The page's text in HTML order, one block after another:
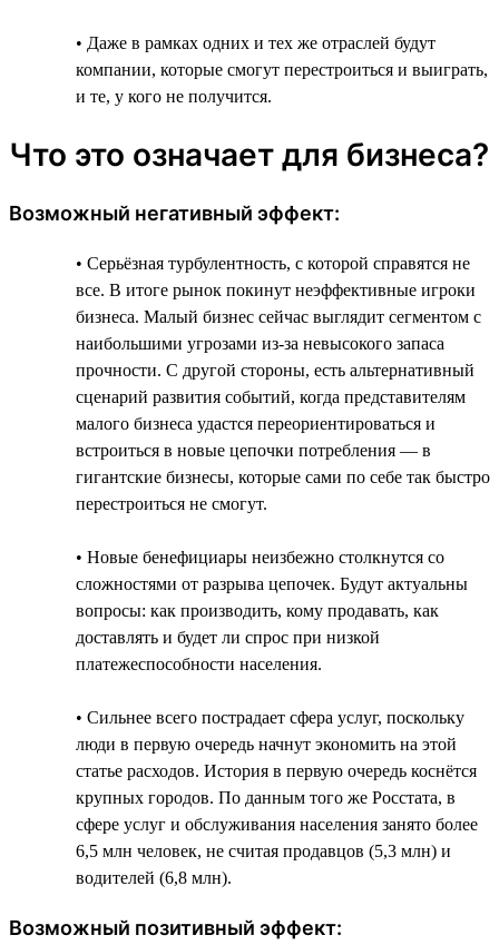
• Даже в рамках одних и тех же отраслей будут
компании, которые смогут перестроиться и выиграть,
и те, у кого не получится.
Что это означает для бизнеса?
Возможный негативный эффект:
• Серьёзная турбулентность, с которой справятся не
все. В итоге рынок покинут неэффективные игроки
бизнеса. Малый бизнес сейчас выглядит сегментом с
наибольшими угрозами из-за невысокого запаса
прочности. С другой стороны, есть альтернативный
сценарий развития событий, когда представителям
малого бизнеса удастся переориентироваться и
встроиться в новые цепочки потребления — в
гигантские бизнесы, которые сами по себе так быстро
перестроиться не смогут.
• Новые бенефициары неизбежно столкнутся со
сложностями от разрыва цепочек. Будут актуальны
вопросы: как производить, кому продавать, как
доставлять и будет ли спрос при низкой
платежеспособности населения.
• Сильнее всего пострадает сфера услуг, поскольку
люди в первую очередь начнут экономить на этой
статье расходов. История в первую очередь коснётся
крупных городов. По данным того же Росстата, в
сфере услуг и обслуживания населения занято более
6,5 млн человек, не считая продавцов (5,3 млн) и
водителей (6,8 млн).
Возможный позитивный эффект: